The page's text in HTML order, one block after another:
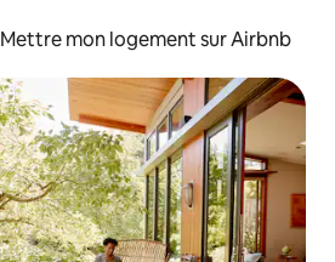
Mettre mon logement sur Airbnb